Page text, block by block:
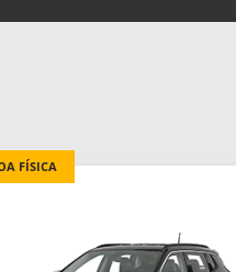
FÍSICA